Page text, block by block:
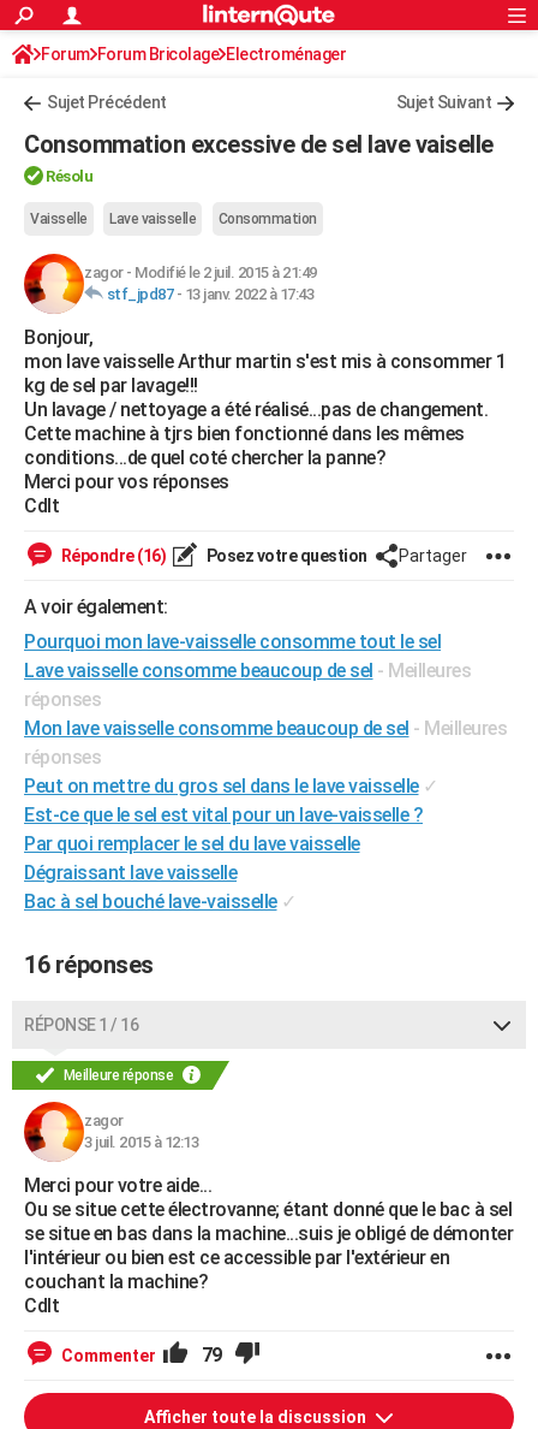
ACTUALITÉS
Politique
Société
Faits Divers
Education
Monde
Villes
+
Programme TV
TNTStreaming
Cinéma
Sorties cinéma
Musique
+FINANCE
Retraite
Impôts
Epargne
Immobilier
Risques naturels par ville
Banque
Assurance
Crédit
AUTO
Essais
Réserver un essai
Citadines
Berlines
SUV
Forum auto
+
HIGH-TECH
Mobiles
Meilleur smartphone
Internet
Ordinateurs
Jeux vidéo
Guide high-tech
Forum
Aménagement intérieur
Extérieur
Cuisine
Salle de bains
Jardinage
Rangement
WEEK-END
Guides de France
Escapades
Patrimoine
Expositions
Musées
Week-end nature
+LIFESTYLE
Art de vivre
Bien-être
Loisirs
Mode
Modes de vie
SANTE
Alimentation
Guide de la santé
Maladies
Médicaments
Sommeil
Destinations
City break
Voyage nature
Voyage de noces
Forum
Climat
PHOTO
GUIDES D'ACHAT
BONS PLANS
CARTE DE VOEUX
Carte de Noël
Carte Bonne année
Carte Saint-Valentin
Carte Pâques
Carte d'anniversaire
DICTIONNAIRE
Dictionnaire
Biographies
Citations
Expressions
Proverbes
PROGRAMME TV
COPAINS D'AVANT
S'inscrire
Se connecter
Lycées
Collèges
Primaires
Universités
Entreprises
Service militaire
Avis de recherche
AVIS DE DÉCÈS
FORUM
S'inscrire
Connexion
Forum Forum Bricolage Electroménager
Sujet Précédent Sujet Suivant
Consommation excessive de sel lave vaiselle
Résolu
Vaisselle Lave vaisselle Consommation
zagor- Modifié le 2 juil. 2015 à 21:49
stf_jpd87- 13 janv. 2022 à 17:43
Bonjour,
mon lave vaisselle Arthur martin s'est mis à consommer 1
kg de sel par lavage!!!
Un lavage / nettoyage a été réalisé...pas de changement.
Cette machine à tjrs bien fonctionné dans les mêmes
conditions...de quel coté chercher la panne?
Merci pour vos réponses
Cdlt
Répondre (16) Posez votre question Partager
A voir également:
Pourquoi mon lave-vaisselle consomme tout le sel
Lave vaisselle consomme beaucoup de sel - Meilleures
réponses
Mon lave vaisselle consomme beaucoup de sel - Meilleures
réponses
Peut on mettre du gros sel dans le lave vaisselle ✓
Est-ce que le sel est vital pour un lave-vaisselle ?
Par quoi remplacer le sel du lave vaisselle
Dégraissant lave vaisselle
Bac à sel bouché lave-vaisselle ✓
16 réponses
RÉPONSE 1 / 16
Meilleure réponse
zagor
3 juil. 2015 à 12:13
Merci pour votre aide...
Ou se situe cette électrovanne; étant donné que le bac à sel
se situe en bas dans la machine...suis je obligé de démonter
l'intérieur ou bien est ce accessible par l'extérieur en
couchant la machine?
Cdlt
Commenter 79
Afficher toute la discussion